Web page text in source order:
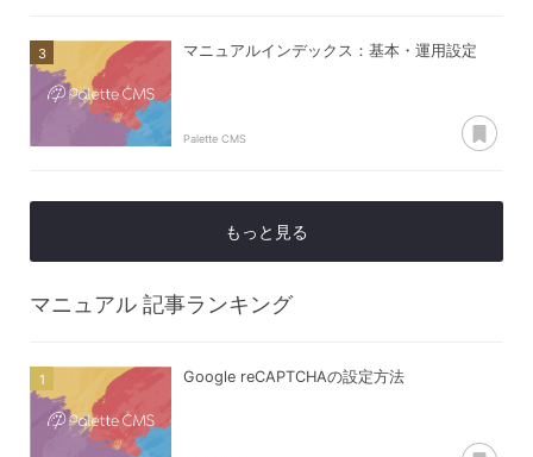
マニュアルインデックス：基本・運用設定
Palette CMS
もっと見る
マニュアル 記事ランキング
Google reCAPTCHAの設定方法